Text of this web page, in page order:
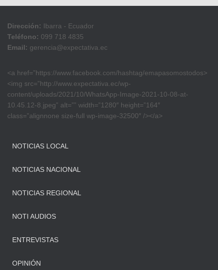
Dirección: Ibarra - Ecuador
Teléfono: 099 718 4835
Email: gerencia@expectativa.ec
<a href=”https://www.facebook.com/hashtag/emapasomostodos>
<img src=”http://www.expectativa.ec/wp-
content/uploads/2021/10/WhatsApp-Image-2021-10-08-at-
10.45.12-8.jpeg” alt=”” width=”1280″ height=”164″
class=”alignnone size-full wp-image-32500″ /></a>
NOTICIAS LOCAL
NOTICIAS NACIONAL
NOTICIAS REGIONAL
NOTI AUDIOS
ENTREVISTAS
OPINIÓN